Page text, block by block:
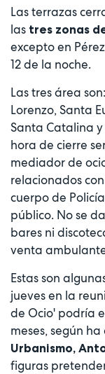
Las terrazas
las tres zonas
excepto en
12 de la noche.
Las tres área
Lorenzo, Santa
Santa Catalina y
hora de cierre
mediador de
relacionados
cuerpo de
público. No se
bares ni
venta
Estas son
jueves en la
de Ocio' podría
meses, según
Urbanismo,
figuras